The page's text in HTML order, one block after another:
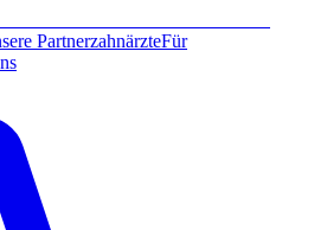
PartnerzahnärzteFür